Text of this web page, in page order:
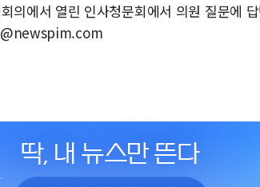
의에서 열린 인사청문회에서 의원 질문에